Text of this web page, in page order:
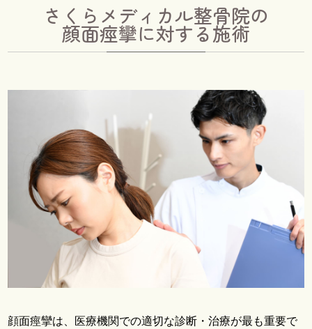
さくらメディカル整骨院の
顔面痙攣に対する施術
顔面痙攣は、医療機関での適切な診断・治療が最も重要で